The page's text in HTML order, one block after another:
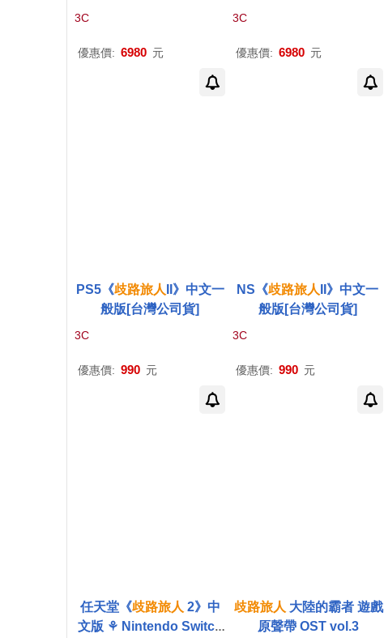
3C
優惠價: 6980 元
3C
優惠價: 6980 元
PS5《歧路旅人 II》中文一
般版[台灣公司貨]
3C
優惠價: 990 元
NS《歧路旅人
II》中文一
般版[台灣公司貨]
3C
優惠價: 990 元
任天堂《歧路旅人 2》中
文版 ⚘ Nintendo Switch
歧路旅人 大陸的霸者 遊戲
原聲帶 OST vol.3